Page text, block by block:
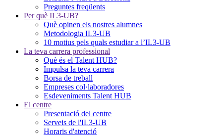
Preguntes freqüents
Per què IL3-UB?
Què opinen els nostres alumnes
Metodologia IL3-UB
10 motius pels quals estudiar a l’IL3-UB
La teva carrera professional
Què és el Talent HUB?
Impulsa la teva carrera
Borsa de treball
Empreses col·laboradores
Esdeveniments Talent HUB
El centre
Presentació del centre
Serveis de l'IL3-UB
Horaris d'atenció